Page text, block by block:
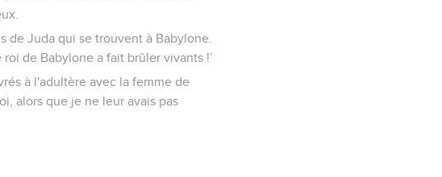
de Juda qui se trouvent à Babylone.
de Babylone a fait brûler vivants !’
à l'adultère avec la femme de
alors que je ne leur avais pas